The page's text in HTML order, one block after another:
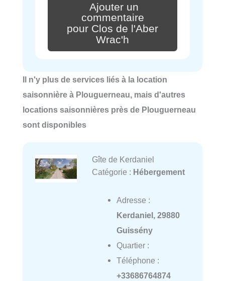
Ajouter un
commentaire
pour Clos de l'Aber
Wrac'h
Il n'y plus de services liés à la location
saisonnière à Plouguerneau, mais d'autres
locations saisonnières près de Plouguerneau
sont disponibles
Gîte de Kerdaniel
Catégorie : Hébergement
Adresse :
Kerdaniel, 29880
Guissény
Quartier :
Téléphone :
+33686764874